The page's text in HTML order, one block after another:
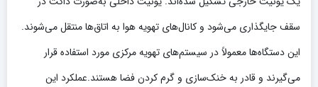
سقف جایگذاری می‌شود و کانال‌های تهویه هوا به اتاق‌ها منتقل می‌شوند.
این دستگاه‌ها معمولاً در سیستم‌های تهویه مرکزی مورد استفاده قرار
می‌گیرند و قادر به خنک‌سازی و گرم کردن فضا هستند.عملکرد این